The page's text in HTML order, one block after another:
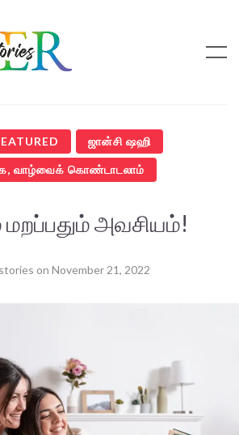
ஜான்சி ஷஹி
வாழ்வைக் கொண்டாடலாம்
மறப்பதும் அவசியம்!
on November 21, 2022